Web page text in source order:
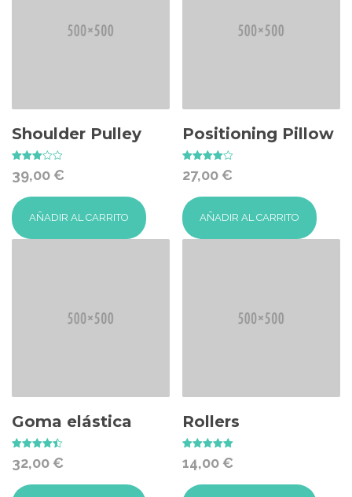
Shoulder Pulley
con
de 5
39,00 €
AÑADIR AL CARRITO
Positioning Pillow
con
de 5
27,00 €
AÑADIR AL CARRITO
Goma elástica
con
de 5
32,00 €
Rollers
con
de 5
14,00 €